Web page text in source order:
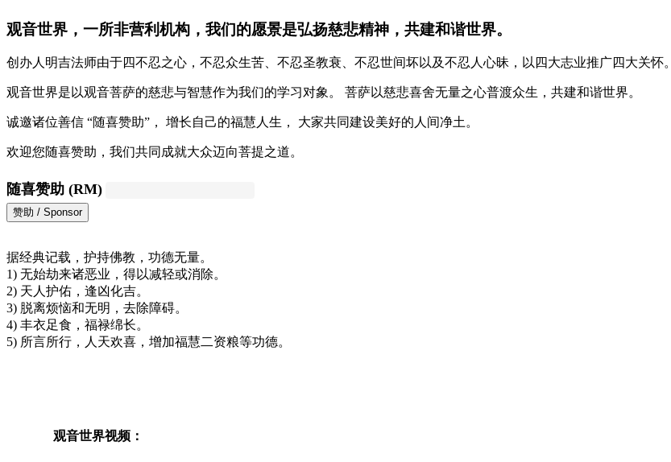
观音世界，一所非营利机构，我们的愿景是弘扬慈悲精神，共建和谐世界。
创办人明吉法师由于四不忍之心，不忍众生苦、不忍圣教衰、不忍世间坏以及不忍人心昧，以四大志业推广四大关怀。
观音世界是以观音菩萨的慈悲与智慧作为我们的学习对象。 菩萨以慈悲喜舍无量之心普渡众生，共建和谐世界。
诚邀诸位善信 “随喜赞助”， 增长自己的福慧人生， 大家共同建设美好的人间净土。
欢迎您随喜赞助，我们共同成就大众迈向菩提之道。
随喜赞助 (RM)
据经典记载，护持佛教，功德无量。
1) 无始劫来诸恶业，得以减轻或消除。
2) 天人护佑，逢凶化吉。
3) 脱离烦恼和无明，去除障碍。
4) 丰衣足食，福禄绵长。
5) 所言所行，人天欢喜，增加福慧二资粮等功德。
观音世界视频：